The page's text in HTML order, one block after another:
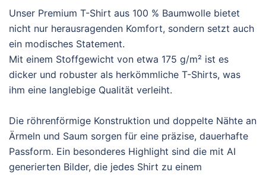
Unser Premium T-Shirt aus 100 % Baumwolle bietet
nicht nur herausragenden Komfort, sondern setzt auch
ein modisches Statement.
Mit einem Stoffgewicht von etwa 175 g/m² ist es
dicker und robuster als herkömmliche T-Shirts, was
ihm eine langlebige Qualität verleiht.
Die röhrenförmige Konstruktion und doppelte Nähte an
Ärmeln und Saum sorgen für eine präzise, dauerhafte
Passform. Ein besonderes Highlight sind die mit AI
generierten Bilder, die jedes Shirt zu einem